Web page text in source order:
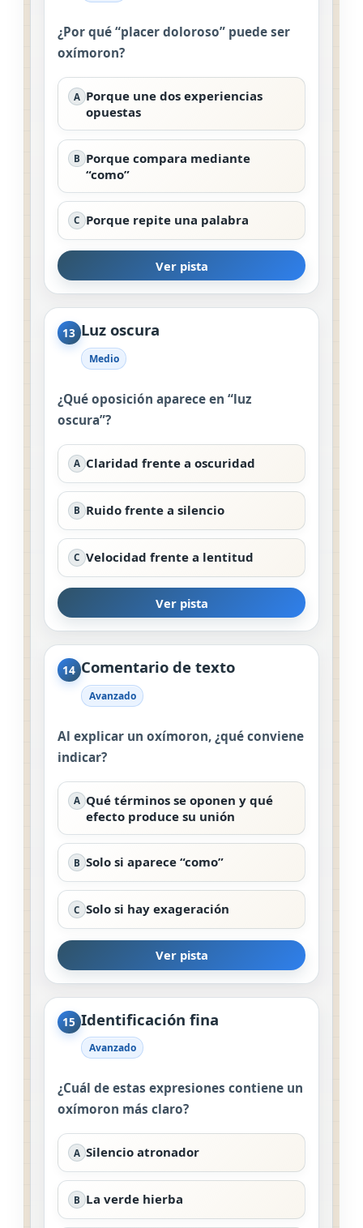
¿Por qué “placer doloroso” puede ser
oxímoron?
A Porque une dos experiencias
opuestas
B Porque compara mediante
“como”
C Porque repite una palabra
Ver pista
13 Luz oscura
Medio
¿Qué oposición aparece en “luz
oscura”?
A Claridad frente a oscuridad
B Ruido frente a silencio
C Velocidad frente a lentitud
Ver pista
14 Comentario de texto
Avanzado
Al explicar un oxímoron, ¿qué conviene
indicar?
A Qué términos se oponen y qué
efecto produce su unión
B Solo si aparece “como”
C Solo si hay exageración
Ver pista
15 Identificación fina
Avanzado
¿Cuál de estas expresiones contiene un
oxímoron más claro?
A Silencio atronador
B La verde hierba